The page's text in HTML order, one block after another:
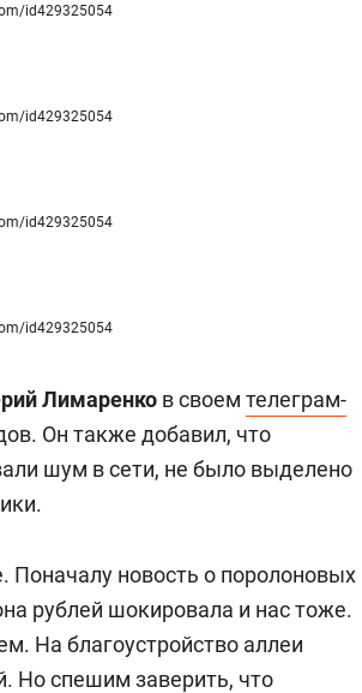
id429325054
id429325054
id429325054
id429325054
Лимаренко в своем телеграм-
Он также добавил, что
шум в сети, не было выделено
Поначалу новость о поролоновых
рублей шокировала и нас тоже.
На благоустройство аллеи
Но спешим заверить, что